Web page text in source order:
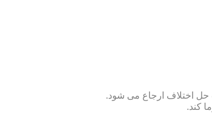
حل اختلاف ارجاع می شود.
کند.